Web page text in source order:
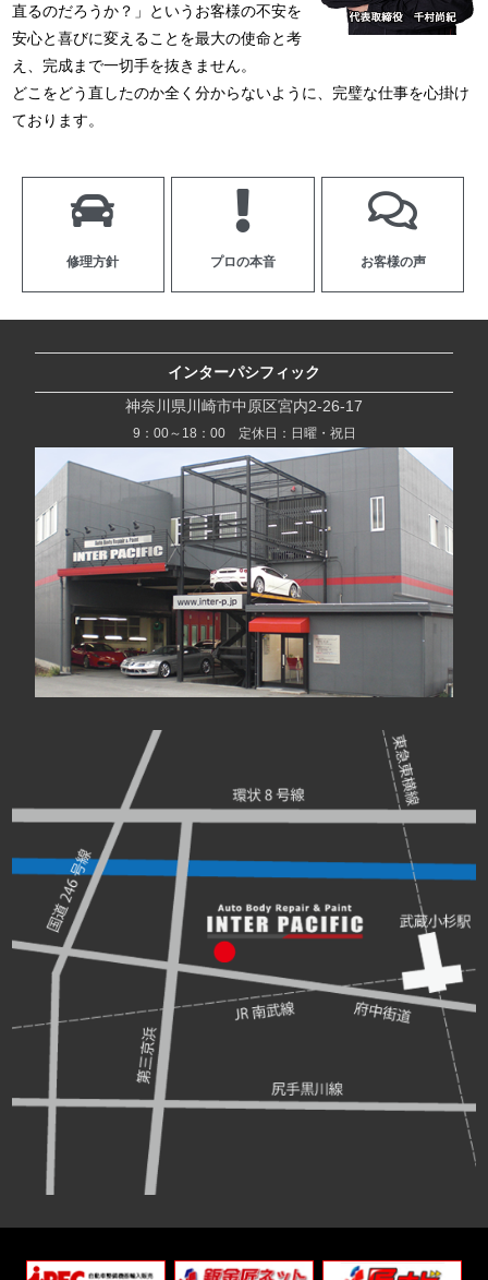
直るのだろうか？」というお客様の不安を
安心と喜びに変えることを最大の使命と考
え、完成まで一切手を抜きません。
どこをどう直したのか全く分からないように、完璧な仕事を心掛け
ております。
修理方針 プロの本音 お客様の声
インターパシフィック
神奈川県川崎市中原区宮内2-26-17
9：00～18：00 定休日：日曜・祝日